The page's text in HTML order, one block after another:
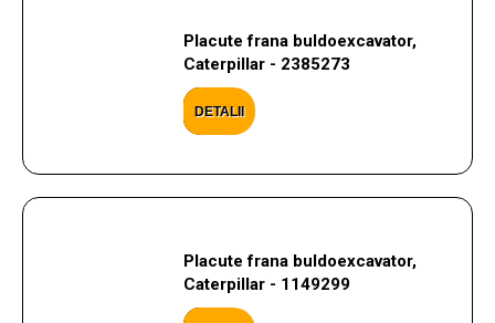
Placute frana buldoexcavator,
Caterpillar - 2385273
DETALII
Placute frana buldoexcavator,
Caterpillar - 1149299